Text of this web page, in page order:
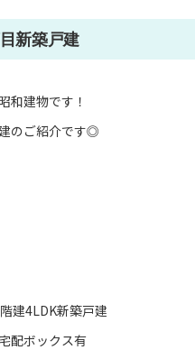
新築戸建
和建物です！
のご紹介です◎
建4LDK新築戸建
配ボックス有